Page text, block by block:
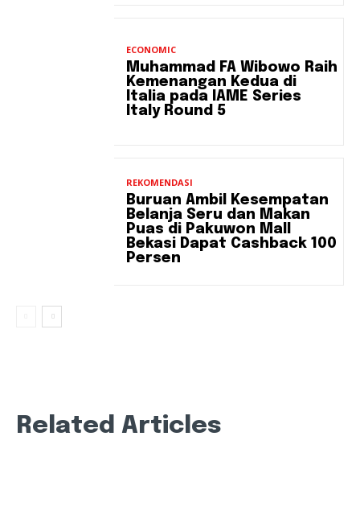
ECONOMIC
Muhammad FA Wibowo Raih
Kemenangan Kedua di
Italia pada IAME Series
Italy Round 5
REKOMENDASI
Buruan Ambil Kesempatan
Belanja Seru dan Makan
Puas di Pakuwon Mall
Bekasi Dapat Cashback 100
Persen
Related Articles